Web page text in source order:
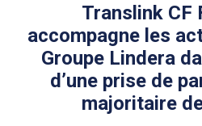
Translink CF
accompagne les
Groupe Lindera
d’une prise de
majoritaire